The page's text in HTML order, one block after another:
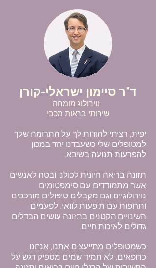
ד"ר סיימון ישראלי-קורן
שירותי בראות מכבי
יפית, רציתי להודות לך על התרומה שלך
למטופלים שלי כשעבדנו יחד במכון
להפרעות תנועה בשיבא.
תזונה בריאה חיונית לכולנו ובטח לאנשים
אשר מתמודדים עם סימפטומים
נוירולוגיים וגם מקבלים טיפולים מורכבים
ותרופות עם תופעות לוואי. לפעמים
השינויים הקטנים בתזונה עושים הבדלים
גדולים לאיכות חיים.
כשמטופלים מתייעצים אתנו, אנחנו
כרופאים, לא תמיד שמים מספיק דגש על